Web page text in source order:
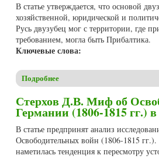
В статье утверждается, что основой
хозяйственной, юридической и
Русь двузубец мог с территории, где
требованием, могла быть Прибалтика.
Ключевые слова:
Подробнее
Стерхов Д.В. Миф об
Германии (1806-1815 гг.)
В статье предпринят анализ
Освободительных войн (1806-1815 гг.).
наметилась тенденция к пересмотру